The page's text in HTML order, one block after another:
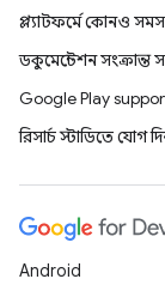
প্ল্যাটফর্মে কোনও
ডকুমেন্টেশন সংক্রান্ত
Google Play
রিসার্চ স্টাডিতে যোগ
Android